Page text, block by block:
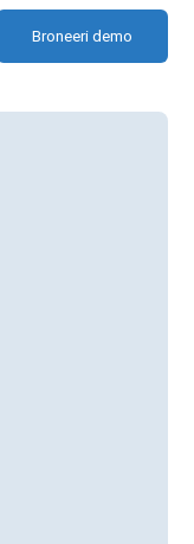
Broneeri demo